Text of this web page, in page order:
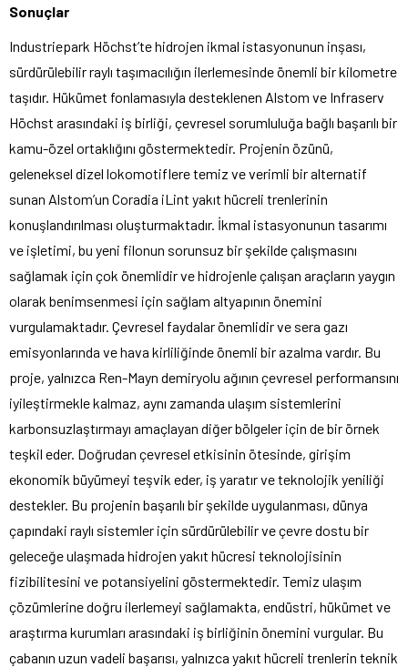
Sonuçlar
Industriepark Höchst’te hidrojen ikmal istasyonunun inşası,
sürdürülebilir raylı taşımacılığın ilerlemesinde önemli bir kilometre
taşıdır. Hükümet fonlamasıyla desteklenen Alstom ve Infraserv
Höchst arasındaki iş birliği, çevresel sorumluluğa bağlı başarılı bir
kamu-özel ortaklığını göstermektedir. Projenin özünü,
geleneksel dizel lokomotiflere temiz ve verimli bir alternatif
sunan Alstom’un Coradia iLint yakıt hücreli trenlerinin
konuşlandırılması oluşturmaktadır. İkmal istasyonunun tasarımı
ve işletimi, bu yeni filonun sorunsuz bir şekilde çalışmasını
sağlamak için çok önemlidir ve hidrojenle çalışan araçların yaygın
olarak benimsenmesi için sağlam altyapının önemini
vurgulamaktadır. Çevresel faydalar önemlidir ve sera gazı
emisyonlarında ve hava kirliliğinde önemli bir azalma vardır. Bu
proje, yalnızca Ren-Mayn demiryolu ağının çevresel performansını
iyileştirmekle kalmaz, aynı zamanda ulaşım sistemlerini
karbonsuzlaştırmayı amaçlayan diğer bölgeler için de bir örnek
teşkil eder. Doğrudan çevresel etkisinin ötesinde, girişim
ekonomik büyümeyi teşvik eder, iş yaratır ve teknolojik yeniliği
destekler. Bu projenin başarılı bir şekilde uygulanması, dünya
çapındaki raylı sistemler için sürdürülebilir ve çevre dostu bir
geleceğe ulaşmada hidrojen yakıt hücresi teknolojisinin
fizibilitesini ve potansiyelini göstermektedir. Temiz ulaşım
çözümlerine doğru ilerlemeyi sağlamakta, endüstri, hükümet ve
araştırma kurumları arasındaki iş birliğinin önemini vurgular. Bu
çabanın uzun vadeli başarısı, yalnızca yakıt hücreli trenlerin teknik